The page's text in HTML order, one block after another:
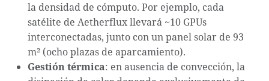
la densidad de cómputo. Por ejemplo, cada
satélite de Aetherflux llevará ~10 GPUs
interconectadas, junto con un panel solar de 93
m² (ocho plazas de aparcamiento).
Gestión térmica: en ausencia de convección, la